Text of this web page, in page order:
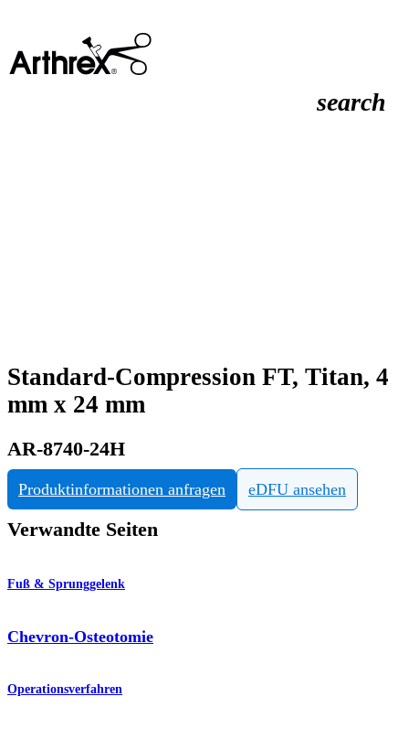
search
Standard-Compression FT, Titan, 4
mm x 24 mm
AR-8740-24H
Produktinformationen anfragen eDFU ansehen
Verwandte Seiten
Fuß & Sprunggelenk
Chevron-Osteotomie
Operationsverfahren